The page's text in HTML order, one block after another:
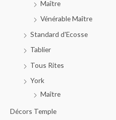
Maître
Vénérable Maître
Standard d'Ecosse
Tablier
Tous Rites
York
Maître
Décors Temple